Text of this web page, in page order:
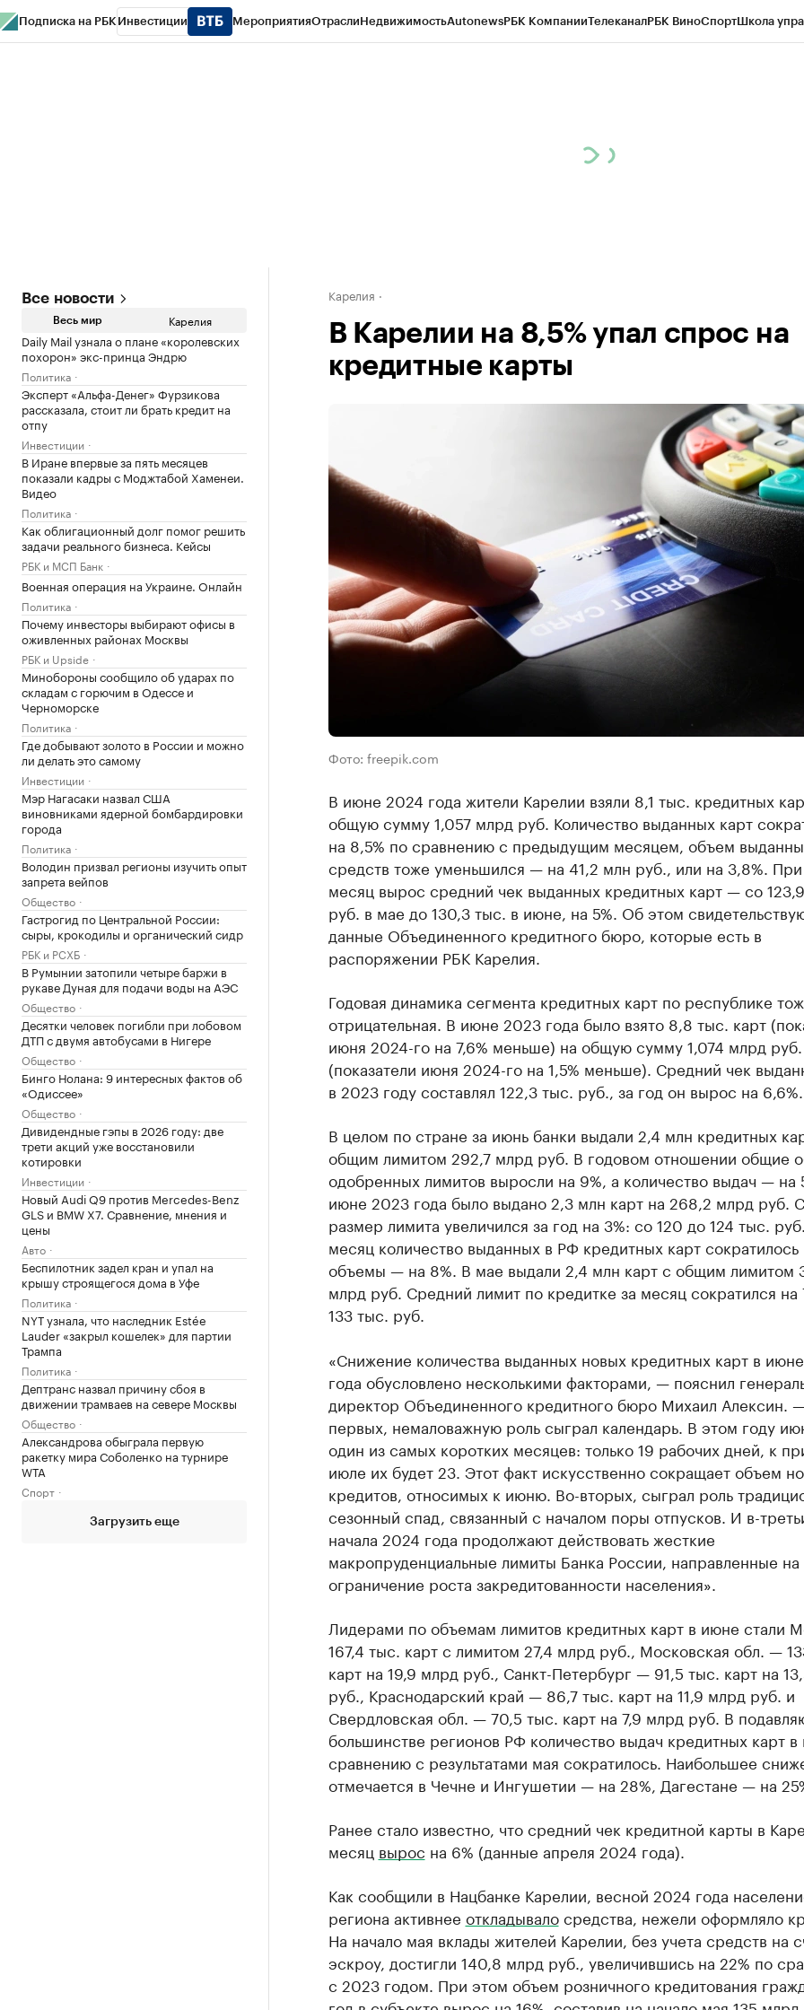
Подписка на РБК Инвестиции МероприятияОтраслиНедвижимостьAutonewsРБК КомпанииТелеканалРБК ВиноСпортШкола
Все новости
Весь мир Карелия
Daily Mail узнала о плане «королевских
похорон» экс-принца Эндрю
Политика
Эксперт «Альфа-Денег» Фурзикова
рассказала, стоит ли брать кредит на
отпу
Инвестиции
В Иране впервые за пять месяцев
показали кадры с Моджтабой Хаменеи.
Видео
Политика
Как облигационный долг помог решить
задачи реального бизнеса. Кейсы
РБК и МСП Банк
Военная операция на Украине. Онлайн
Политика
Почему инвесторы выбирают офисы в
оживленных районах Москвы
РБК и Upside
Минобороны сообщило об ударах по
складам с горючим в Одессе и
Черноморске
Политика
Где добывают золото в России и можно
ли делать это самому
Инвестиции
Мэр Нагасаки назвал США
виновниками ядерной бомбардировки
города
Политика
Володин призвал регионы изучить опыт
запрета вейпов
Общество
Гастрогид по Центральной России:
сыры, крокодилы и органический сидр
РБК и РСХБ
В Румынии затопили четыре баржи в
рукаве Дуная для подачи воды на АЭС
Общество
Десятки человек погибли при лобовом
ДТП с двумя автобусами в Нигере
Общество
Бинго Нолана: 9 интересных фактов об
«Одиссее»
Общество
Дивидендные гэпы в 2026 году: две
трети акций уже восстановили
котировки
Инвестиции
Новый Audi Q9 против Mercedes-Benz
GLS и BMW X7. Сравнение, мнения и
цены
Авто
Беспилотник задел кран и упал на
крышу строящегося дома в Уфе
Политика
NYT узнала, что наследник Estée
Lauder «закрыл кошелек» для партии
Трампа
Политика
Дептранс назвал причину сбоя в
движении трамваев на севере Москвы
Общество
Александрова обыграла первую
ракетку мира Соболенко на турнире
WTA
Спорт
Загрузить еще
Карелия
В Карелии на 8,5% упал спрос на
кредитные карты
Фото: freepik.com
В июне 2024 года жители Карелии взяли 8,1 тыс. кредитных
общую сумму 1,057 млрд руб. Количество выданных карт
на 8,5% по сравнению с предыдущим месяцем, объем
средств тоже уменьшился — на 41,2 млн руб., или на 3,8%.
месяц вырос средний чек выданных кредитных карт — со
руб. в мае до 130,3 тыс. в июне, на 5%. Об этом
данные Объединенного кредитного бюро, которые есть в
распоряжении РБК Карелия.
Годовая динамика сегмента кредитных карт по республике
отрицательная. В июне 2023 года было взято 8,8 тыс. карт
июня 2024-го на 7,6% меньше) на общую сумму 1,074 млрд руб.
(показатели июня 2024-го на 1,5% меньше). Средний чек
в 2023 году составлял 122,3 тыс. руб., за год он вырос на 6,6%.
В целом по стране за июнь банки выдали 2,4 млн кредитных
общим лимитом 292,7 млрд руб. В годовом отношении общие
одобренных лимитов выросли на 9%, а количество выдач — на
июне 2023 года было выдано 2,3 млн карт на 268,2 млрд руб.
размер лимита увеличился за год на 3%: со 120 до 124 тыс.
месяц количество выданных в РФ кредитных карт сократилось
объемы — на 8%. В мае выдали 2,4 млн карт с общим лимитом
млрд руб. Средний лимит по кредитке за месяц сократился на
133 тыс. руб.
«Снижение количества выданных новых кредитных карт в
года обусловлено несколькими факторами, — пояснил
директор Объединенного кредитного бюро Михаил Алексин.
первых, немаловажную роль сыграл календарь. В этом году
один из самых коротких месяцев: только 19 рабочих дней, к
июле их будет 23. Этот факт искусственно сокращает объем
кредитов, относимых к июню. Во-вторых, сыграл роль
сезонный спад, связанный с началом поры отпусков. И в-
начала 2024 года продолжают действовать жесткие
макропруденциальные лимиты Банка России, направленные на
ограничение роста закредитованности населения».
Лидерами по объемам лимитов кредитных карт в июне стали
167,4 тыс. карт с лимитом 27,4 млрд руб., Московская обл. —
карт на 19,9 млрд руб., Санкт-Петербург — 91,5 тыс. карт на
руб., Краснодарский край — 86,7 тыс. карт на 11,9 млрд руб. и
Свердловская обл. — 70,5 тыс. карт на 7,9 млрд руб. В
большинстве регионов РФ количество выдач кредитных карт
сравнению с результатами мая сократилось. Наибольшее
отмечается в Чечне и Ингушетии — на 28%, Дагестане — на
Ранее стало известно, что средний чек кредитной карты в
месяц вырос на 6% (данные апреля 2024 года).
Как сообщили в Нацбанке Карелии, весной 2024 года
региона активнее откладывалосредства, нежели оформляло
На начало мая вклады жителей Карелии, без учета средств на
эскроу, достигли 140,8 млрд руб., увеличившись на 22% по
с 2023 годом. При этом объем розничного кредитования